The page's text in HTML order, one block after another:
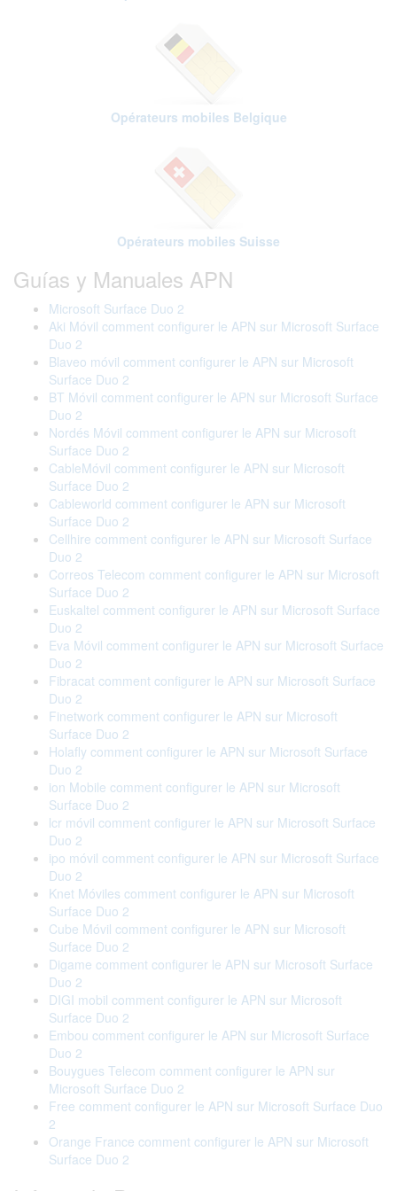
Opérateurs mobiles Belgique
Opérateurs mobiles Suisse
Guías y Manuales APN
Microsoft Surface Duo 2
Aki Móvil comment configurer le APN sur Microsoft Surface
Duo 2
Blaveo móvil comment configurer le APN sur Microsoft
Surface Duo 2
BT Móvil comment configurer le APN sur Microsoft Surface
Duo 2
Nordés Móvil comment configurer le APN sur Microsoft
Surface Duo 2
CableMóvil comment configurer le APN sur Microsoft
Surface Duo 2
Cableworld comment configurer le APN sur Microsoft
Surface Duo 2
Cellhire comment configurer le APN sur Microsoft Surface
Duo 2
Correos Telecom comment configurer le APN sur Microsoft
Surface Duo 2
Euskaltel comment configurer le APN sur Microsoft Surface
Duo 2
Eva Móvil comment configurer le APN sur Microsoft Surface
Duo 2
Fibracat comment configurer le APN sur Microsoft Surface
Duo 2
Finetwork comment configurer le APN sur Microsoft
Surface Duo 2
Holafly comment configurer le APN sur Microsoft Surface
Duo 2
ion Mobile comment configurer le APN sur Microsoft
Surface Duo 2
lcr móvil comment configurer le APN sur Microsoft Surface
Duo 2
ipo móvil comment configurer le APN sur Microsoft Surface
Duo 2
Knet Móviles comment configurer le APN sur Microsoft
Surface Duo 2
Cube Móvil comment configurer le APN sur Microsoft
Surface Duo 2
Digame comment configurer le APN sur Microsoft Surface
Duo 2
DIGI mobil comment configurer le APN sur Microsoft
Surface Duo 2
Embou comment configurer le APN sur Microsoft Surface
Duo 2
Bouygues Telecom comment configurer le APN sur
Microsoft Surface Duo 2
Free comment configurer le APN sur Microsoft Surface Duo
2
Orange France comment configurer le APN sur Microsoft
Surface Duo 2